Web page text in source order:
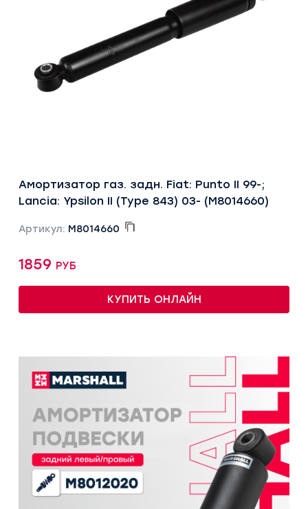
Амортизатор газ. задн. Fiat: Punto II 99-;
Lancia: Ypsilon II (Type 843) 03- (M8014660)
Артикул: M8014660
1859 руб
КУПИТЬ ОНЛАЙН